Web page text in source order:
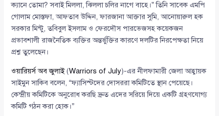
ক্যানে তোমা? সবাই মিললা, ঝিললা চলির নাগে বাহে।” তিনি সাবেক এমপি
গোলাম মোস্তফা, আফতাব উদ্দিন, ফারজানা আক্তার সুমি, আনোয়ারুল হক
সরকার মিন্টু, তবিবুল ইসলাম ও ফেরদৌস পারভেজসহ কয়েকজন
প্রভাবশালী রাজনৈতিক ব্যক্তির অন্তর্ভুক্তির কারণে দলটির নিরপেক্ষতা নিয়ে
প্রশ্ন তুলেছেন।
ওয়ারিয়র্স অব জুলাই(Warriors of July)-এর নীলফামারী জেলা আহ্বায়ক
সাইমুন সাকিব বলেন, “ফ্যাসিস্টদের দোসররা কমিটিতে স্থান পেয়েছে।
কেন্দ্রীয় কমিটিকে অনুরোধ করছি দ্রুত এদের সরিয়ে দিয়ে একটি গ্রহণযোগ্য
কমিটি গঠন করা হোক।”